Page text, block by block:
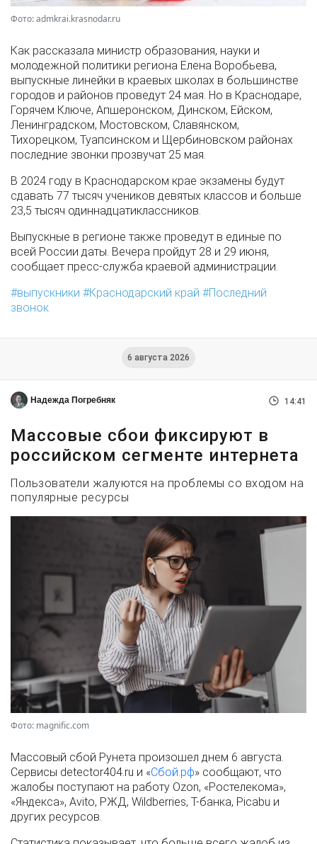
Фото: admkrai.krasnodar.ru
Как рассказала министр образования, науки и
молодежной политики региона Елена Воробьева,
выпускные линейки в краевых школах в большинстве
городов и районов проведут 24 мая. Но в Краснодаре,
Горячем Ключе, Апшеронском, Динском, Ейском,
Ленинградском, Мостовском, Славянском,
Тихорецком, Туапсинском и Щербиновском районах
последние звонки прозвучат 25 мая.
В 2024 году в Краснодарском крае экзамены будут
сдавать 77 тысяч учеников девятых классов и больше
23,5 тысяч одиннадцатиклассников.
Выпускные в регионе также проведут в единые по
всей России даты. Вечера пройдут 28 и 29 июня,
сообщает пресс-служба краевой администрации.
выпускники
Краснодарский край
Последний
звонок
6 августа 2026
Надежда Погребняк 14:41
Массовые сбои фиксируют в
российском сегменте интернета
Пользователи жалуются на проблемы со входом на
популярные ресурсы
Фото: magnific.com
Массовый сбой Рунета произошел днем 6 августа.
Сервисы detector404.ru и «Сбой.рф» сообщают, что
жалобы поступают на работу Ozon, «Ростелекома»,
«Яндекса», Avito, РЖД, Wildberries, Т-банка, Picabu и
других ресурсов.